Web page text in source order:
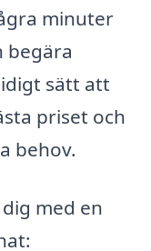
minuter
begära
sätt att
priset och
behov.
med en